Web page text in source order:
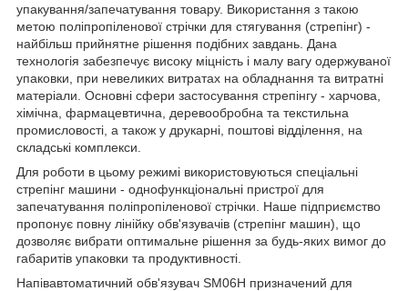
упакування/запечатування товару. Використання з такою
метою поліпропіленової стрічки для стягування (стрепінг) -
найбільш прийнятне рішення подібних завдань. Дана
технологія забезпечує високу міцність і малу вагу одержуваної
упаковки, при невеликих витратах на обладнання та витратні
матеріали. Основні сфери застосування стрепінгу - харчова,
хімічна, фармацевтична, деревообробна та текстильна
промисловості, а також у друкарні, поштові відділення, на
складські комплекси.
Для роботи в цьому режимі використовуються спеціальні
стрепінг машини - однофункціональні пристрої для
запечатування поліпропіленової стрічки. Наше підприємство
пропонує повну лінійку обв'язувачів (стрепінг машин), що
дозволяє вибрати оптимальне рішення за будь-яких вимог до
габаритів упаковки та продуктивності.
Напівавтоматичний обв'язувач SM06H призначений для